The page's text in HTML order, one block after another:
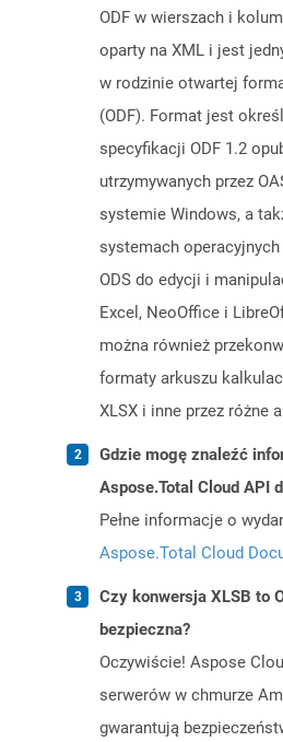
ODF w wierszach i
oparty na XML i jest
w rodzinie otwartej
(ODF). Format jest
specyfikacji ODF 1.2
utrzymywanych przez
systemie Windows, a
systemach
ODS do edycji i
Excel, NeoOffice i
można również
formaty arkuszu
XLSX i inne przez różne
Gdzie mogę znaleźć
Aspose.Total Cloud API
Pełne informacje o
Aspose.Total Cloud
Czy konwersja XLSB to
bezpieczna?
Oczywiście! Aspose
serwerów w chmurze
gwarantują